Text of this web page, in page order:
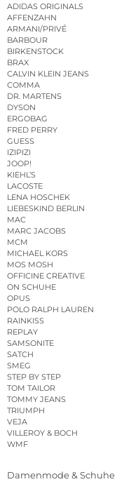
ADIDAS ORIGINALS
AFFENZAHN
ARMANI/PRIVÉ
BARBOUR
BIRKENSTOCK
BRAX
CALVIN KLEIN JEANS
COMMA
DR. MARTENS
DYSON
ERGOBAG
FRED PERRY
GUESS
IZIPIZI
JOOP!
KIEHL’S
LACOSTE
LENA HOSCHEK
LIEBESKIND BERLIN
MAC
MARC JACOBS
MCM
MICHAEL KORS
MOS MOSH
OFFICINE CREATIVE
ON SCHUHE
OPUS
POLO RALPH LAUREN
RAINKISS
REPLAY
SAMSONITE
SATCH
SMEG
STEP BY STEP
TOM TAILOR
TOMMY JEANS
TRIUMPH
VEJA
VILLEROY & BOCH
WMF
Damenmode & Schuhe